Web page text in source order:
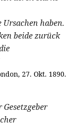
haben.
beide zurück
27. Okt. 1890.